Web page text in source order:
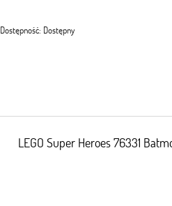
Dostępność: Dostępny
LEGO Super Heroes 76331